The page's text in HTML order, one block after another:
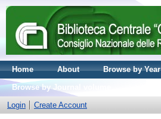
Home About Browse by Year
Browse by Journal volume
Login
Create Account